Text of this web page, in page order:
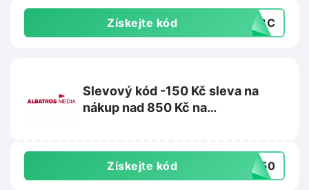
Získejte kód PRBC
Slevový kód -150 Kč sleva na
nákup nad 850 Kč na
Získejte kód N150